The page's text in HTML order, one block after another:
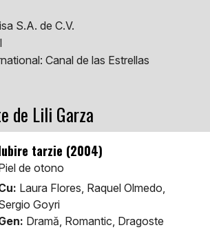
S.A. de C.V.
Canal de las Estrellas
de Lili Garza
tarzie (2004)
de otono
Laura Flores, Raquel Olmedo,
Goyri
Dramă, Romantic, Dragoste